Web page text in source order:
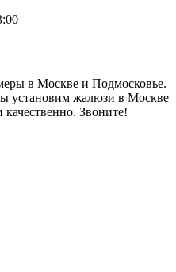
в Москве и Подмосковье.
установим жалюзи в Москве
Звоните!